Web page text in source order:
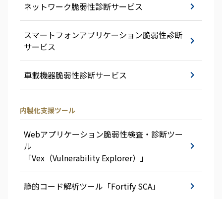
ネットワーク脆弱性診断サービス
スマートフォンアプリケーション脆弱性診断
サービス
車載機器脆弱性診断サービス
内製化支援ツール
Webアプリケーション脆弱性検査・診断ツー
ル
「Vex（Vulnerability Explorer）」
静的コード解析ツール「Fortify SCA」